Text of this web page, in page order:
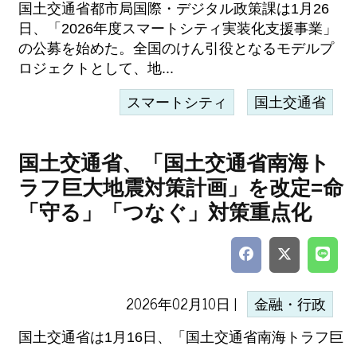
国土交通省都市局国際・デジタル政策課は1月26
日、「2026年度スマートシティ実装化支援事業」
の公募を始めた。全国のけん引役となるモデルプ
ロジェクトとして、地...
スマートシティ 国土交通省
国土交通省、「国土交通省南海ト
ラフ巨大地震対策計画」を改定=命
「守る」「つなぐ」対策重点化
2026年02月10日 | 金融・行政
国土交通省は1月16日、「国土交通省南海トラフ巨